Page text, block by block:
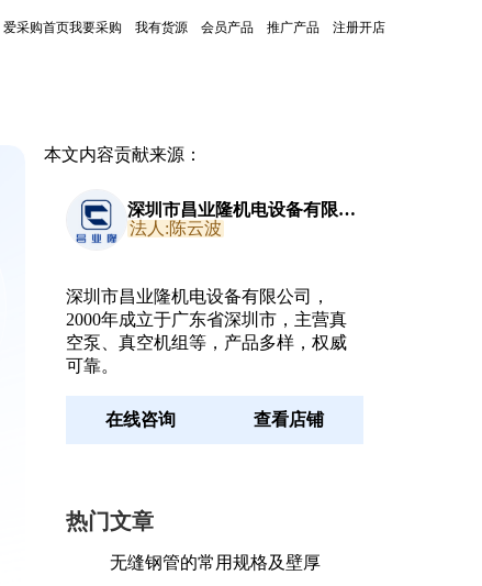
爱采购首页我要采购 我有货源 会员产品 推广产品 注册开店
本文内容贡献来源：
深圳市昌业隆机电设备有限公
司
法人:陈云波
深圳市昌业隆机电设备有限公司，
2000年成立于广东省深圳市，主营真
空泵、真空机组等，产品多样，权威
可靠。
在线咨询 查看店铺
热门文章
无缝钢管的常用规格及壁厚